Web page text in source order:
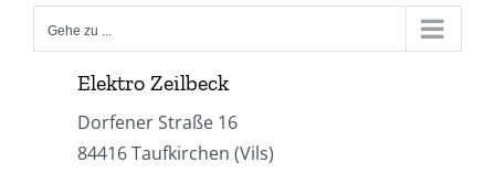
Gehe zu ...
Elektro Zeilbeck
Dorfener Straße 16
84416 Taufkirchen (Vils)